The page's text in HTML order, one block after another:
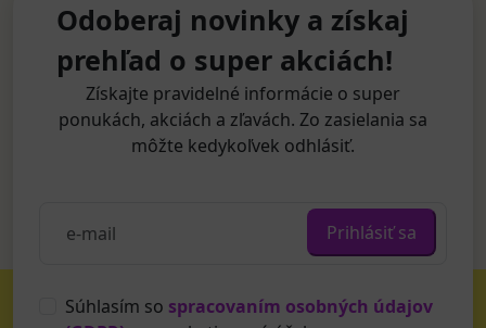
Odoberaj novinky a získaj
prehľad o super akciách!
Získajte pravidelné informácie o super
ponukách, akciách a zľavách. Zo zasielania sa
môžte kedykoľvek odhlásiť.
Prihlásiť sa
Súhlasím so spracovaním osobných údajov